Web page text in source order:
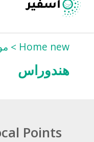
Home new
هندوراس
Points